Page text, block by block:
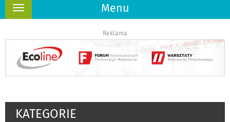
Menu
Rozwiń
Reklama
KATEGORIE